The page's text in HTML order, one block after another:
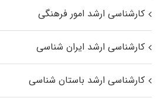
کارشناسی ارشد امور فرهنگی
کارشناسی ارشد ایران شناسی
کارشناسی ارشد باستان شناسی